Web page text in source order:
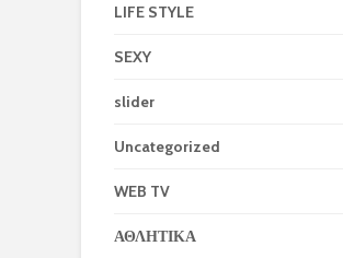
LIFE STYLE
SEXY
slider
Uncategorized
WEB TV
ΑΘΛΗΤΙΚΑ